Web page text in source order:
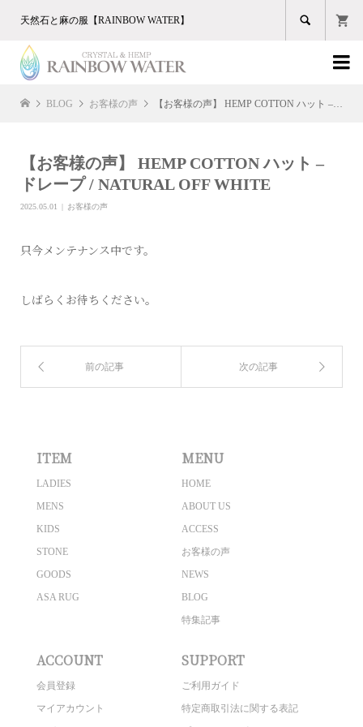
天然石と麻の服【RAINBOW WATER】 

BLOG お客様の声 【お客様の声】 HEMP COTTON ハット – ドレープ / NATURAL OFF WHITE
【お客様の声】 HEMP COTTON ハット –
ドレープ / NATURAL OFF WHITE
2025.05.01 お客様の声
只今メンテナンス中です。
しばらくお待ちください。
ITEM
LADIES
MENS
KIDS
STONE
GOODS
ASA RUG
MENU
HOME
ABOUT US
ACCESS
お客様の声
NEWS
BLOG
特集記事
ACCOUNT
会員登録
マイアカウント
SUPPORT
ご利用ガイド
特定商取引法に関する表記